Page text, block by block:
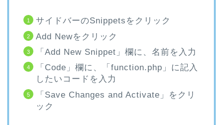
サイドバーのSnippetsをクリック
Add Newをクリック
「Add New Snippet」欄に、名前を入力
「Code」欄に、「function.php」に記入
したいコードを入力
「Save Changes and Activate」をクリ
ック